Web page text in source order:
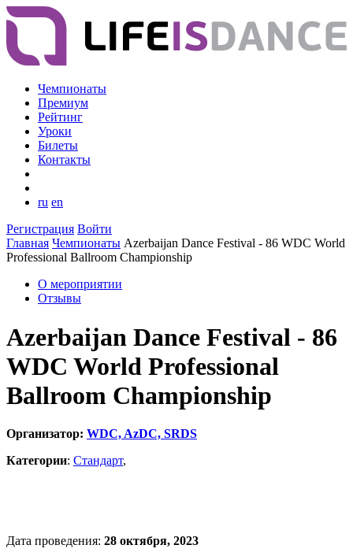
Чемпионаты
Премиум
Рейтинг
Уроки
Билеты
Контакты
ru en
Регистрация Войти
Главная Чемпионаты Azerbaijan Dance Festival - 86 WDC World
Professional Ballroom Championship
О мероприятии
Отзывы
Azerbaijan Dance Festival - 86
WDC World Professional
Ballroom Championship
Организатор: WDC, AzDC, SRDS
Категории: Стандарт,
Дата проведения: 28 октября, 2023